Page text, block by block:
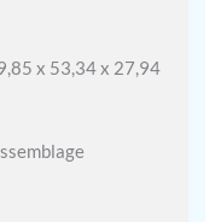
x 53,34 x 27,94